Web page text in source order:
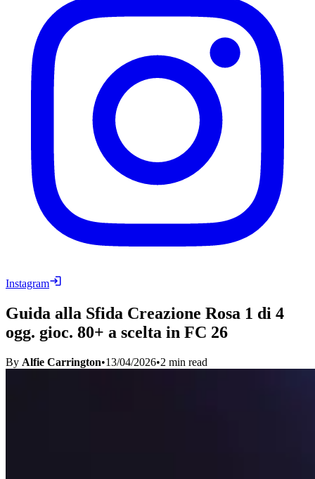
Instagram
Guida alla Sfida Creazione Rosa 1 di 4
ogg. gioc. 80+ a scelta in FC 26
By Alfie Carrington•13/04/2026•2 min read